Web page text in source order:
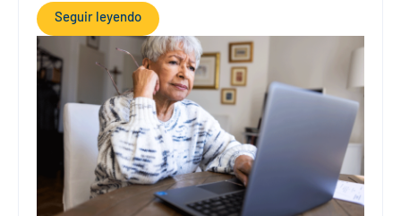
Seguir leyendo